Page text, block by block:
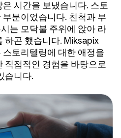
시간을 보냈습니다. 스토
분이었습니다. 친척과 부
는 모닥불 주위에 앉아 라
하곤 했습니다. Miksapix
토리텔링에 대한 애정을
직접적인 경험을 바탕으로
습니다.